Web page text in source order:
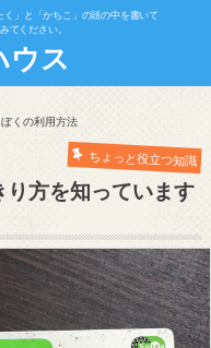
」と「かちこ」の頭の中を書いて
てください。
ウス
くの利用方法
ちょっと役立つ知識
り方を知っています